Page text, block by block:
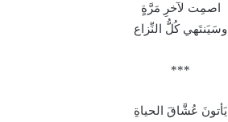
اصمِت لآخرِ مَرَّةٍ
وسَيَنتَهي كُلُّ النِّزاع
***
يَأتونَ عُشَّاقَ الحياةِ